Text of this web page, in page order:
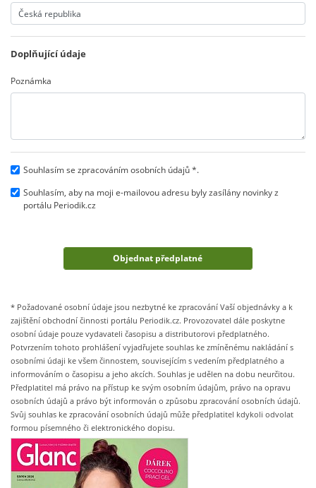
Doplňující údaje
Poznámka
Souhlasím se zpracováním osobních údajů *.
Souhlasím, aby na moji e-mailovou adresu byly zasílány novinky z
portálu Periodik.cz
* Požadované osobní údaje jsou nezbytné ke zpracování Vaší objednávky a k
zajištění obchodní činnosti portálu Periodik.cz. Provozovatel dále poskytne
osobní údaje pouze vydavateli časopisu a distributorovi předplatného.
Potvrzením tohoto prohlášení vyjadřujete souhlas ke zmíněnému nakládání s
osobními údaji ke všem činnostem, souvisejícím s vedením předplatného a
informováním o časopisu a jeho akcích. Souhlas je udělen na dobu neurčitou.
Předplatitel má právo na přístup ke svým osobním údajům, právo na opravu
osobních údajů a právo být informován o způsobu zpracování osobních údajů.
Svůj souhlas ke zpracování osobních údajů může předplatitel kdykoli odvolat
formou písemného či elektronického dopisu.